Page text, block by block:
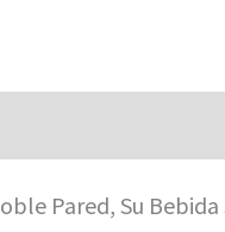
Pared, Su